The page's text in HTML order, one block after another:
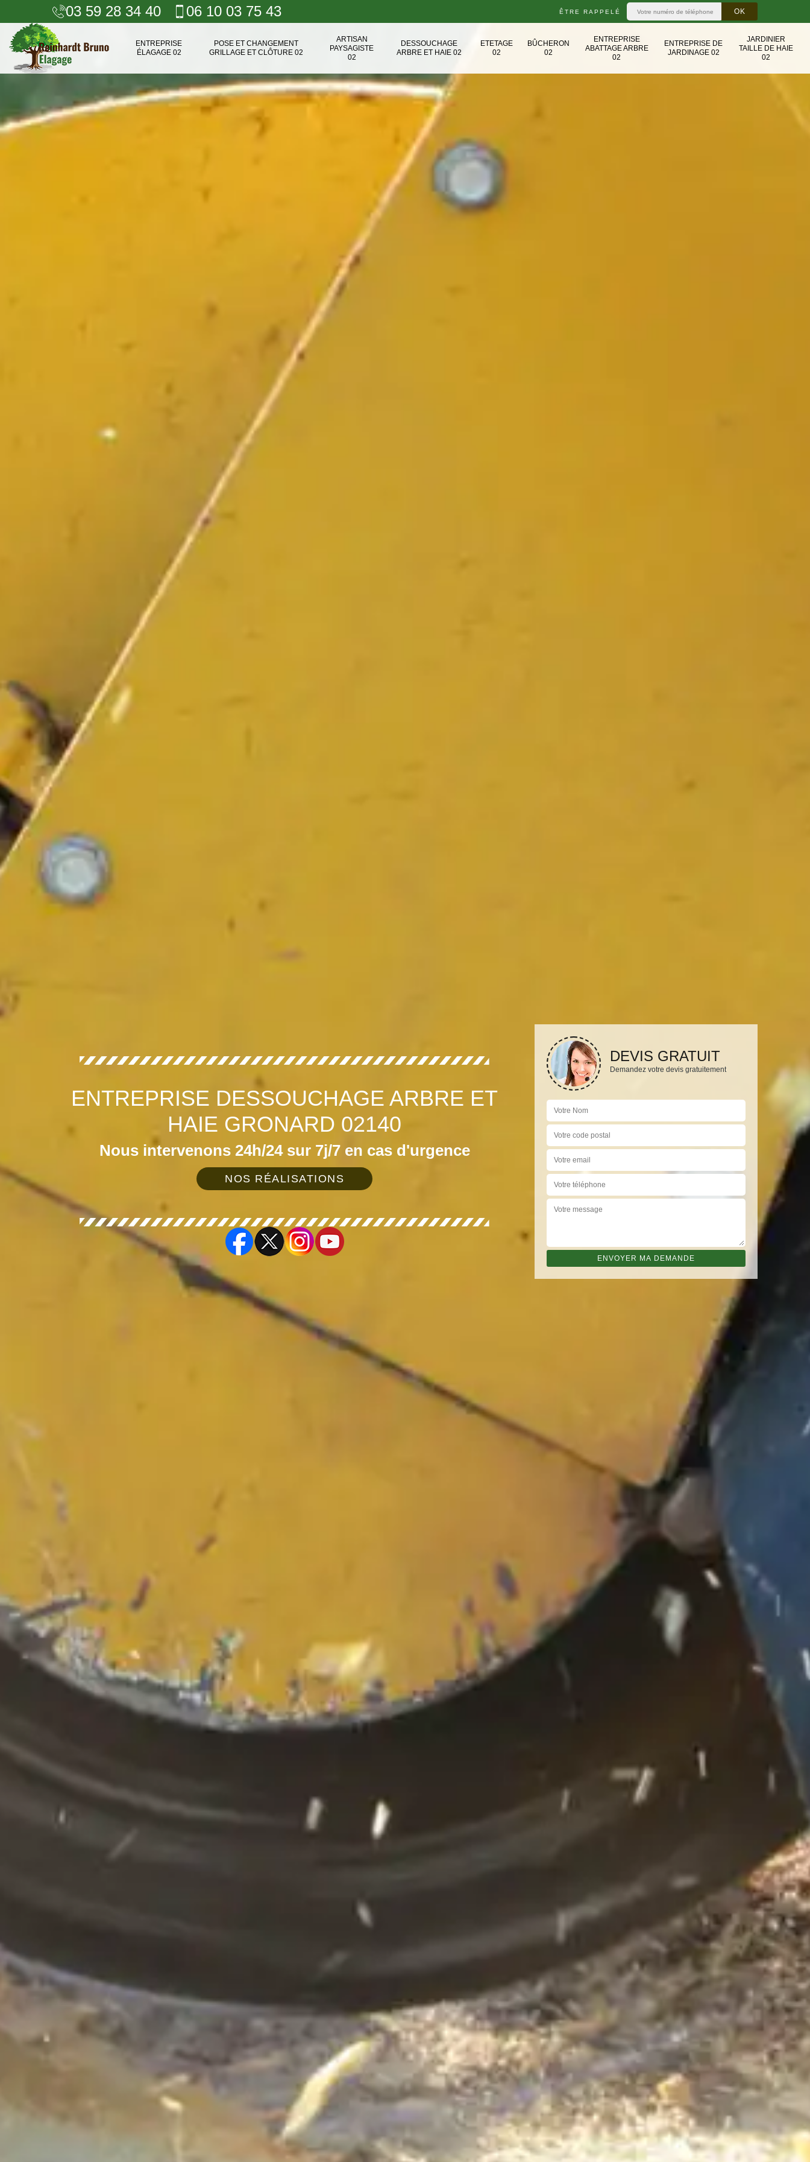
03 59 28 34 40 06 10 03 75 43 ÊTRE RAPPELÉ
ENTREPRISE
ÉLAGAGE 02
POSE ET CHANGEMENT
GRILLAGE ET CLÔTURE 02
ARTISAN
PAYSAGISTE
02
DESSOUCHAGE
ARBRE ET HAIE 02
ETETAGE
02
BÛCHERON
02
ENTREPRISE
ABATTAGE ARBRE
02
ENTREPRISE DE
JARDINAGE 02
JARDINIER
TAILLE DE HAIE
02
ENTREPRISE DESSOUCHAGE ARBRE ET
HAIE GRONARD 02140
Nous intervenons 24h/24 sur 7j/7 en cas d'urgence
NOS RÉALISATIONS
DEVIS GRATUIT
Demandez votre devis gratuitement